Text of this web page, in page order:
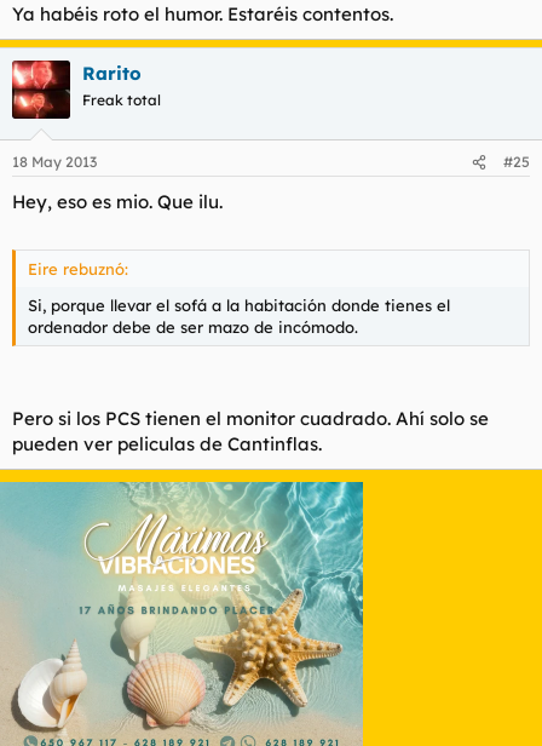
Ya habéis roto el humor. Estaréis contentos.
Rarito
Freak total
18 May 2013 #25
Hey, eso es mio. Que ilu.
Eire rebuznó:
Si, porque llevar el sofá a la habitación donde tienes el
ordenador debe de ser mazo de incómodo.
Pero si los PCS tienen el monitor cuadrado. Ahí solo se
pueden ver peliculas de Cantinflas.